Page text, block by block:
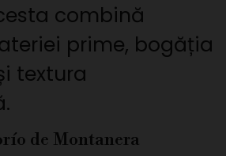
combină
prime, bogăția
textura
de Montanera